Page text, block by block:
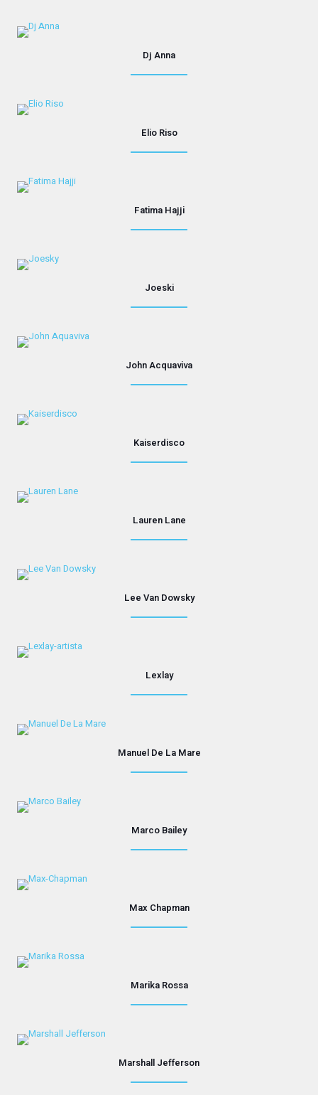
Dj Anna
Elio Riso
Fatima Hajji
Joeski
John Acquaviva
Kaiserdisco
Lauren Lane
Lee Van Dowsky
Lexlay
Manuel De La Mare
Marco Bailey
Max Chapman
Marika Rossa
Marshall Jefferson